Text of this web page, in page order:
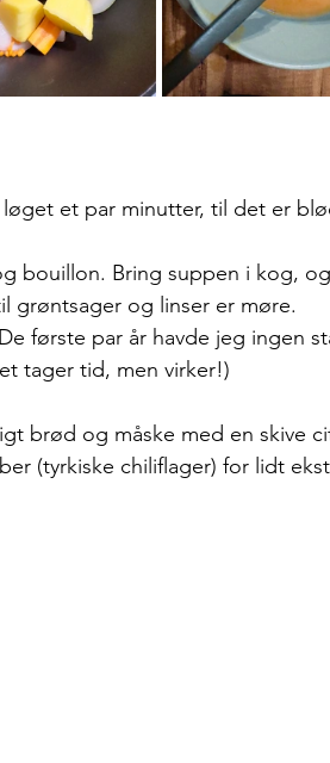
et par minutter, til det er
bouillon. Bring suppen i kog,
grøntsager og linser er møre.
første par år havde jeg ingen
tager tid, men virker!)
brød og måske med en skive
(tyrkiske chiliflager) for lidt